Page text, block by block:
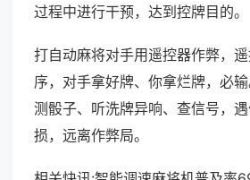
过程中进行干预，达到控牌目的。
打自动麻将对手用遥控器作弊，
序，对手拿好牌、你拿烂牌，必
测骰子、听洗牌异响、查信号，
损，远离作弊局。